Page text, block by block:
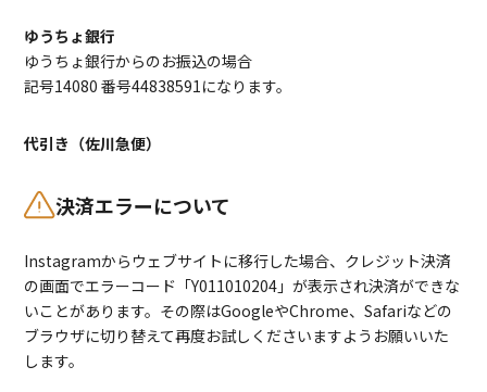
ゆうちょ銀行
ゆうちょ銀行からのお振込の場合
記号14080 番号44838591になります。
代引き（佐川急便）
決済エラーについて
Instagramからウェブサイトに移行した場合、クレジット決済
の画面でエラーコード「Y011010204」が表示され決済ができな
いことがあります。その際はGoogleやChrome、Safariなどの
ブラウザに切り替えて再度お試しくださいますようお願いいた
します。